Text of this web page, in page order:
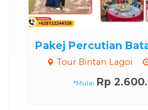
Batam Lagoi Bint...
3 Hari 2 Malam
Rp 2.600.000 / pax